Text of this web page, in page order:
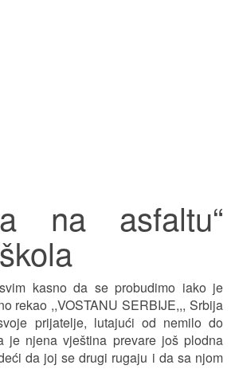
na asfaltu“
kasno da se probudimo iako je
rekao ,,VOSTANU SERBIJE,,, Srbija
prijatelje, lutajući od nemilo do
je njena vještina prevare još plodna
da joj se drugi rugaju i da sa njom